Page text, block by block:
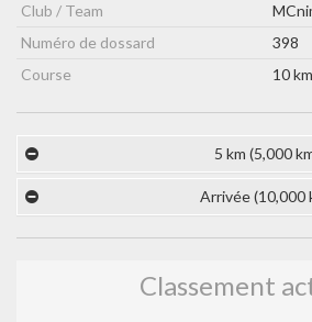
Club / Team
Numéro de dossard
398
Course
10
5 km (5,000
Arrivée (10,000
Classement